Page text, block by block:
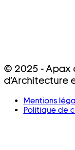
© 2025 - Apax
d’Architecture
Mentions
Politique de